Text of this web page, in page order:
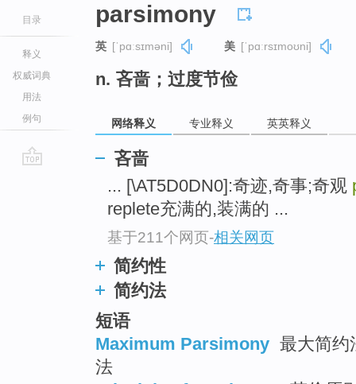
目录
释义
权威词典
用法
例句
parsimony
英 [ˈpɑːsɪməni] 美 [ˈpɑːrsɪmoʊni]
n. 吝啬；过度节俭
网络释义 专业释义 英英释义
吝啬
... [\AT5D0DN0]:奇迹,奇事;奇观
replete充满的,装满的 ...
基于211个网页-相关网页
简约性
简约法
短语
Maximum Parsimony 最大简约
法